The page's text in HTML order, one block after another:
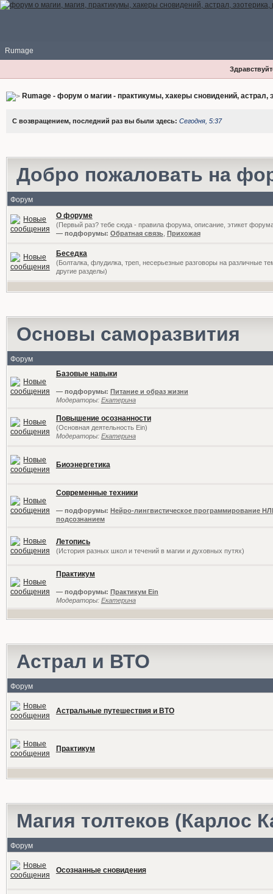
Rumage
Rumage - форум о магии - практикумы, хакеры сновидений, астрал,
С возвращением, последний раз вы были здесь: Сегодня, 5:37
Добро пожаловать на
Форум
О форуме
(Первый раз? тебе сюда - правила форума, описание, этикет
— подфорумы: Обратная связь, Прихожая
Беседка
(Болталка, флудилка, треп, несерьезные разговоры на различные
другие разделы)
Основы саморазвития
Форум
Базовые навыки
— подфорумы: Питание и образ жизни
Модераторы: Екатерина
Повышение осознанности
(Основная деятельность Ein)
Модераторы: Екатерина
Биоэнергетика
Современные техники
— подфорумы: Нейро-лингвистическое программирование
подсознанием
Летопись
(История разных школ и течений в магии и духовных путях)
Практикум
— подфорумы: Практикум Ein
Модераторы: Екатерина
Астрал и ВТО
Форум
Астральные путешествия и ВТО
Практикум
Магия толтеков (Карлос
Форум
Осознанные сновидения